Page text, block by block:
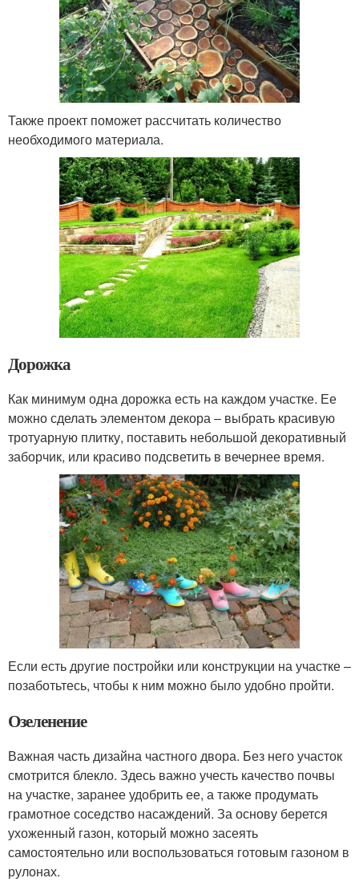
Также проект поможет рассчитать количество
необходимого материала.
Дорожка
Как минимум одна дорожка есть на каждом участке. Ее
можно сделать элементом декора – выбрать красивую
тротуарную плитку, поставить небольшой декоративный
заборчик, или красиво подсветить в вечернее время.
Если есть другие постройки или конструкции на участке –
позаботьтесь, чтобы к ним можно было удобно пройти.
Озеленение
Важная часть дизайна частного двора. Без него участок
смотрится блекло. Здесь важно учесть качество почвы
на участке, заранее удобрить ее, а также продумать
грамотное соседство насаждений. За основу берется
ухоженный газон, который можно засеять
самостоятельно или воспользоваться готовым газоном в
рулонах.